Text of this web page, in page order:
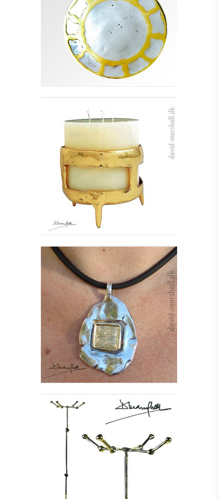
MARGARITA
Se detajler
BLOKLYS STAGE - VELA
Se detajler
KILLIANE HALSSMYKKE
I SØLV
Se detajler
STUMTJENER - KNOT
Se detajler